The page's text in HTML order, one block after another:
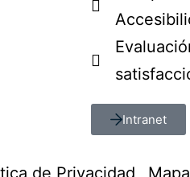
Intranet
de Privacidad